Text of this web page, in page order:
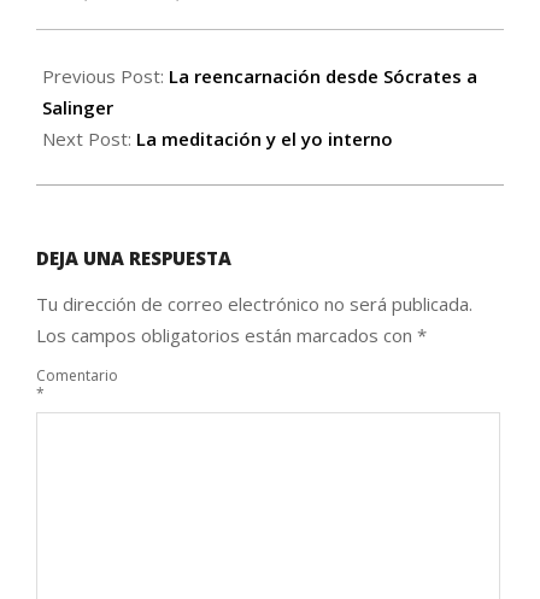
Previous Post: La reencarnación desde Sócrates a
Salinger
Next Post: La meditación y el yo interno
DEJA UNA RESPUESTA
Tu dirección de correo electrónico no será publicada.
Los campos obligatorios están marcados con *
Comentario
*